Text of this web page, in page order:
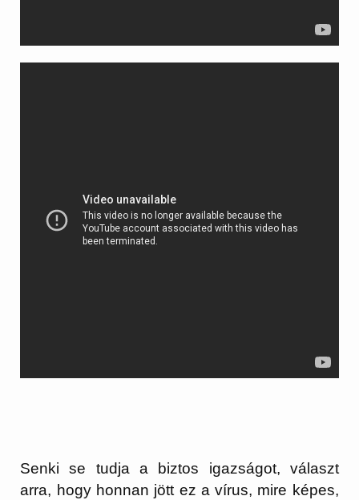
Senki se tudja a biztos igazságot, választ
arra, hogy honnan jött ez a vírus, mire képes,